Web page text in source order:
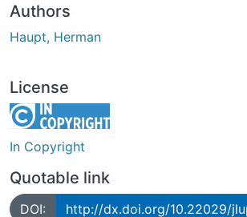
Authors
Haupt, Herman
License
In Copyright
Quotable link
DOI: http://dx.doi.org/10.22029/